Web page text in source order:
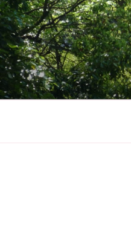
コ
ン
テ
ン
ツ
へ
ス